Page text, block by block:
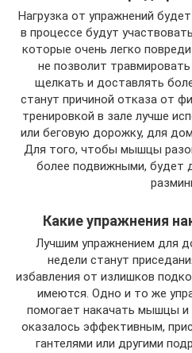
Нагрузка от упражнений
в процессе будут
которые очень легко
не позволит
щелкать и доставлять
станут причиной отказа от
тренировкой в зале лучше
или беговую дорожку, для
Для того, чтобы мышцы
более подвижными, будет
Какие упражнения
Лучшим упражнением для
недели станут
избавления от излишков
имеются. Одно и то же
помогает накачать мышцы и
оказалось эффективным,
гантелями или другими